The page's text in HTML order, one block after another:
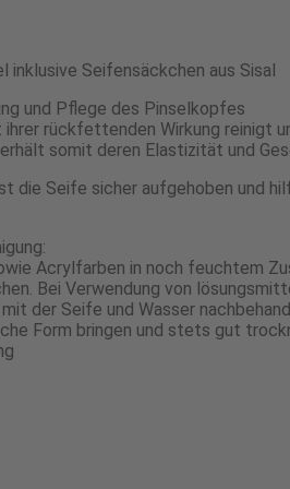
inklusive Seifensäckchen aus Sisal
und Pflege des Pinselkopfes
rückfettenden Wirkung reinigt
somit deren Elastizität und
die Seife sicher aufgehoben und
Acrylfarben in noch feuchtem
Bei Verwendung von
der Seife und Wasser
Form bringen und stets gut